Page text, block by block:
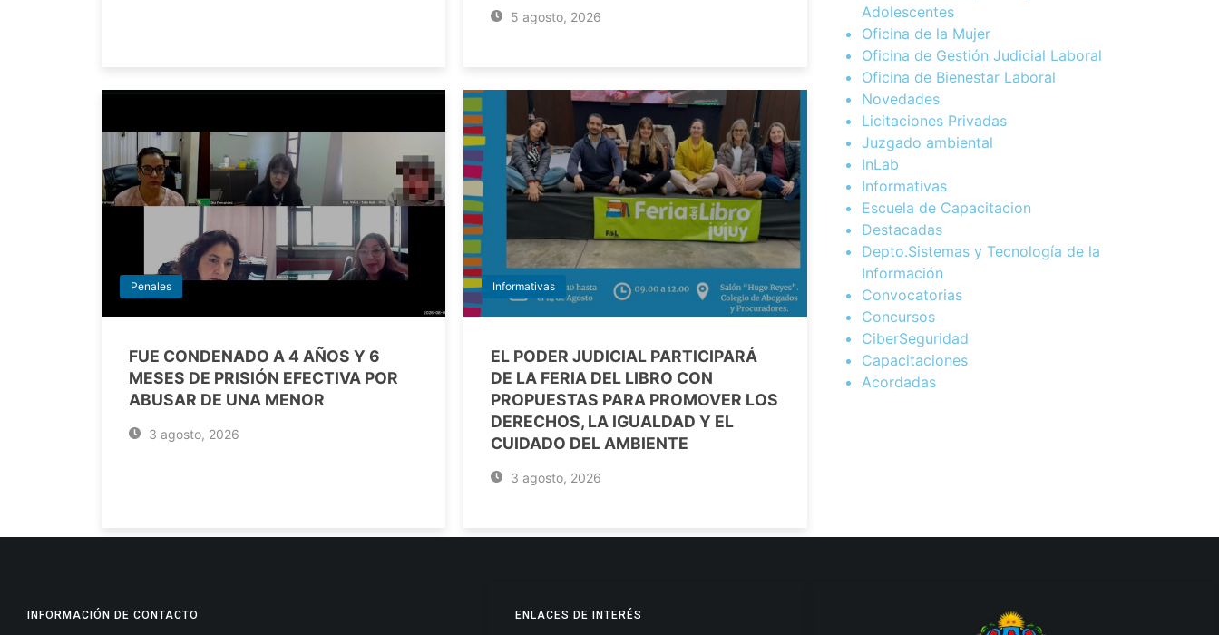
5 agosto, 2026
Penales
FUE CONDENADO A 4 AÑOS Y 6
MESES DE PRISIÓN EFECTIVA POR
ABUSAR DE UNA MENOR
3 agosto, 2026
Informativas
EL PODER JUDICIAL PARTICIPARÁ
DE LA FERIA DEL LIBRO CON
PROPUESTAS PARA PROMOVER LOS
DERECHOS, LA IGUALDAD Y EL
CUIDADO DEL AMBIENTE
3 agosto, 2026
Adolescentes
Oficina de la Mujer
Oficina de Gestión Judicial Laboral
Oficina de Bienestar Laboral
Novedades
Licitaciones Privadas
Juzgado ambiental
InLab
Informativas
Escuela de Capacitacion
Destacadas
Depto.Sistemas y Tecnología de la
Información
Convocatorias
Concursos
CiberSeguridad
Capacitaciones
Acordadas
INFORMACIÓN DE CONTACTO ENLACES DE INTERÉS